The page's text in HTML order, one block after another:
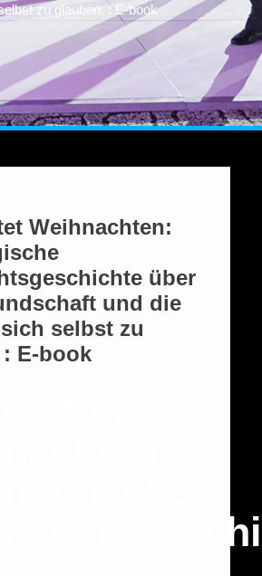
zu glauben. : E-book
Weihnachten:
über
und die
selbst zu
E-book